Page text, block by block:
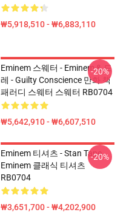
₩5,918,510 - ₩6,883,110
Eminem 스웨터 - Eminem & 드
레 - Guilty Conscience 만화 책
패러디 스웨터 스웨터 RB0704
₩5,642,910 - ₩6,607,510
-20%
Eminem 티셔츠 - Stan Tape
Eminem 클래식 티셔츠
RB0704
₩3,651,700 - ₩4,202,900
-20%